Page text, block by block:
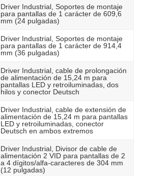
Driver Industrial, Soportes de montaje
para pantallas de 1 carácter de 609,6
mm (24 pulgadas)
Driver Industrial, Soportes de montaje
para pantallas de 1 carácter de 914,4
mm (36 pulgadas)
Driver Industrial, cable de prolongación
de alimentación de 15,24 m para
pantallas LED y retroiluminadas, dos
hilos y conector Deutsch
Driver Industrial, cable de extensión de
alimentación de 15,24 m para pantallas
LED y retroiluminadas, conector
Deutsch en ambos extremos
Driver Industrial, Divisor de cable de
alimentación 2 VID para pantallas de 2
a 4 dígitos/alfa-caracteres de 304 mm
(12 pulgadas)